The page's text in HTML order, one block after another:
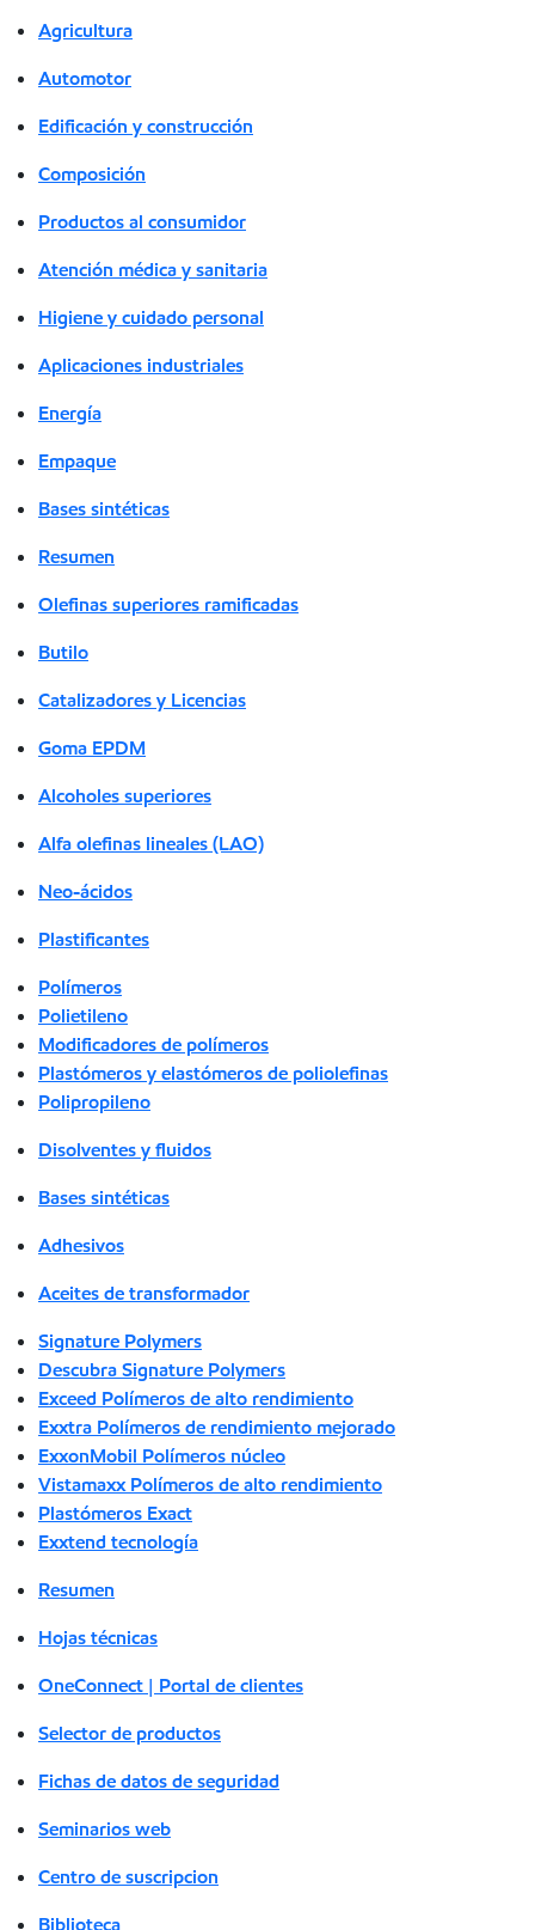
Agricultura
Automotor
Edificación y construcción
Composición
Productos al consumidor
Atención médica y sanitaria
Higiene y cuidado personal
Aplicaciones industriales
Energía
Empaque
Bases sintéticas
Resumen
Olefinas superiores ramificadas
Butilo
Catalizadores y Licencias
Goma EPDM
Alcoholes superiores
Alfa olefinas lineales (LAO)
Neo-ácidos
Plastificantes
Polímeros
Polietileno
Modificadores de polímeros
Plastómeros y elastómeros de poliolefinas
Polipropileno
Disolventes y fluidos
Bases sintéticas
Adhesivos
Aceites de transformador
Signature Polymers
Descubra Signature Polymers
Exceed Polímeros de alto rendimiento
Exxtra Polímeros de rendimiento mejorado
ExxonMobil Polímeros núcleo
Vistamaxx Polímeros de alto rendimiento
Plastómeros Exact
Exxtend tecnología
Resumen
Hojas técnicas
OneConnect | Portal de clientes
Selector de productos
Fichas de datos de seguridad
Seminarios web
Centro de suscripcion
Biblioteca